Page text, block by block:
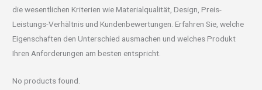
die wesentlichen Kriterien wie Materialqualität, Design, Preis-
Leistungs-Verhältnis und Kundenbewertungen. Erfahren Sie, welche
Eigenschaften den Unterschied ausmachen und welches Produkt
Ihren Anforderungen am besten entspricht.
No products found.